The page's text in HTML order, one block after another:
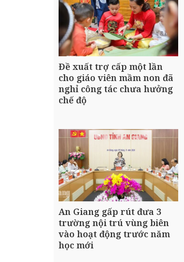
Đề xuất trợ cấp một lần
cho giáo viên mầm non đã
nghỉ công tác chưa hưởng
chế độ
An Giang gấp rút đưa 3
trường nội trú vùng biên
vào hoạt động trước năm
học mới